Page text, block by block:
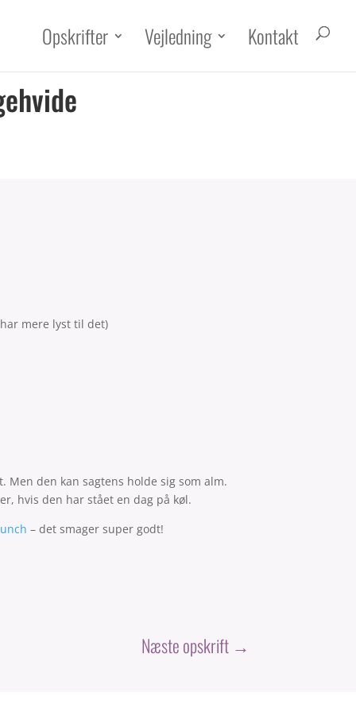
Opskrifter Vejledning Kontakt
mere lyst til det)
Men den kan sagtens holde sig som alm.
hvis den har stået en dag på køl.
– det smager super godt!
Næste opskrift→